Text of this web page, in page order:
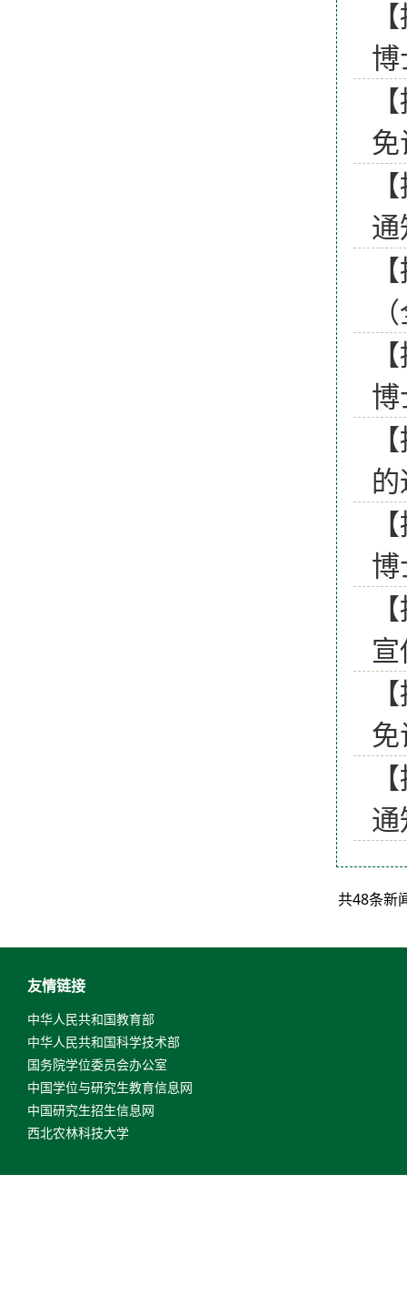
共48条新
友情链接
中华人民共和国教育部
中华人民共和国科学技术部
国务院学位委员会办公室
中国学位与研究生教育信息网
中国研究生招生信息网
西北农林科技大学